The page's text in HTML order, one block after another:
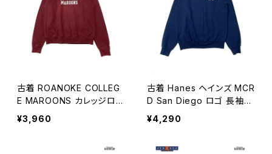
古着 ROANOKE COLLEG
E MAROONS カレッジロゴ
長袖 スウェット トレーナー
赤 ボルドー (ttu2603021)
¥3,960
古着 Hanes ヘインズ MCR
D San Diego ロゴ 長袖
スウェット トレーナー 紺 (tt
u2603022)
¥4,290